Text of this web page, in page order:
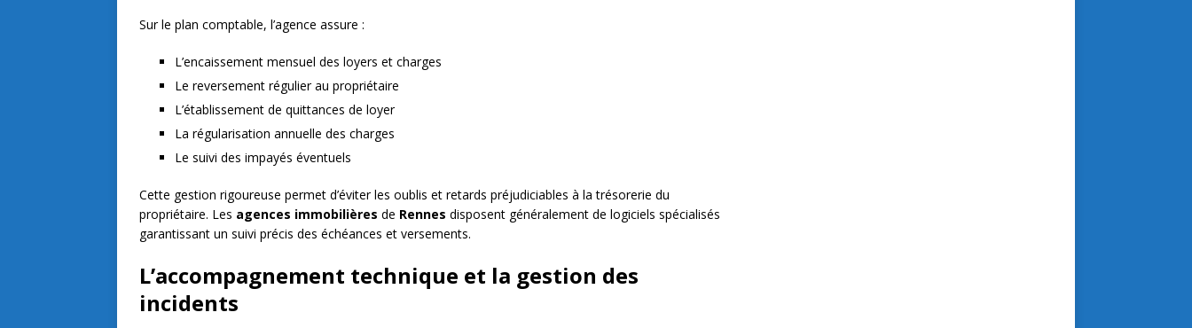
Sur le plan comptable, l’agence assure :
L’encaissement mensuel des loyers et charges
Le reversement régulier au propriétaire
L’établissement de quittances de loyer
La régularisation annuelle des charges
Le suivi des impayés éventuels
Cette gestion rigoureuse permet d’éviter les oublis et retards préjudiciables à la trésorerie du
propriétaire. Les agences immobilières de Rennes disposent généralement de logiciels spécialisés
garantissant un suivi précis des échéances et versements.
L’accompagnement technique et la gestion des
incidents